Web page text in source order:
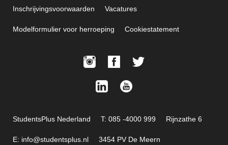
Inschrijvingsvoorwaarden Vacatures
Modelformulier voor herroeping Cookiestatement
StudentsPlus Nederland T: 085 -4000 999 Rijnzathe 6
E: info@studentsplus.nl 3454 PV De Meern